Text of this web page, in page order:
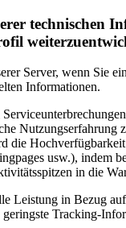
technischen
Server, wenn Sie
Informationen.
Nutzungserfahrung
die
usw.), indem
in die
Leistung in Bezug
Tracking-